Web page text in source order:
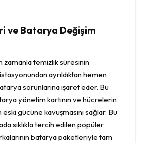
ve Batarya Değişim
temizlik süresinin
ayrıldıktan hemen
sorunlarına işaret eder. Bu
yönetim kartının ve hücrelerin
gücüne kavuşmasını sağlar. Bu
sıklıkla tercih edilen popüler
batarya paketleriyle tam